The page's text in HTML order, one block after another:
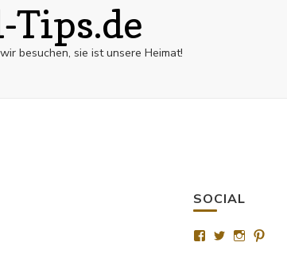
besuchen, sie ist unsere Heimat!
SOCIAL
ProfilProfilProfilProfil